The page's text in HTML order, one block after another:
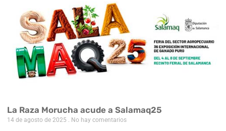
La Raza Morucha acude a Salamaq25
14 de agosto de 2025 No hay comentarios